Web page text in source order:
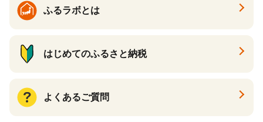
ふるラボとは
はじめてのふるさと納税
よくあるご質問